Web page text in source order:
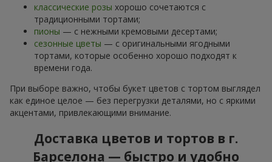
классические розы хорошо сочетаются с
традиционными тортами;
пионы — с нежными кремовыми десертами;
сезонные цветы — с оригинальными ягодными
тортами, которые особенно хорошо подходят к
времени года.
При выборе важно, чтобы букет цветов с тортом выглядел
как единое целое — без перегрузки деталями, но с яркими
акцентами, привлекающими внимание.
Доставка цветов и тортов в г.
Барселона — быстро и удобно